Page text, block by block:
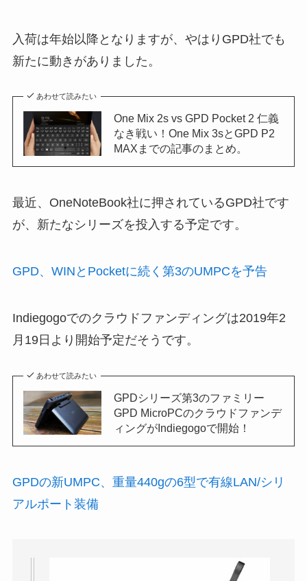
入荷は年始以降となりますが、やはりGPD社でも
新たに動きがありました。
あわせて読みたい
One Mix 2s vs GPD Pocket 2 仁義
なき戦い！One Mix 3sとGPD P2
MAXまでの記事のまとめ。
最近、OneNoteBook社に押されているGPD社です
が、新たなシリーズを投入する予定です。
GPD、WINとPocketに続く第3のUMPCを予告
Indiegogoでのクラウドファンディングは2019年2
月19日より開始予定だそうです。
あわせて読みたい
GPDシリーズ第3のファミリー
GPD MicroPCのクラウドファンデ
ィングがIndiegogoで開始！
GPDの新UMPC、重量440gの6型で有線LAN/シリ
アルポート装備